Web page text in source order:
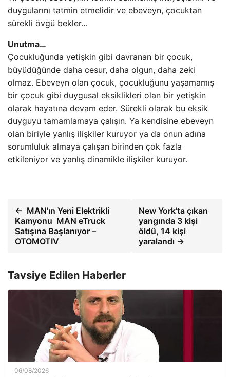
duygularını tatmin etmelidir ve ebeveyn, çocuktan
sürekli övgü bekler…
Unutma…
Çocukluğunda yetişkin gibi davranan bir çocuk,
büyüdüğünde daha cesur, daha olgun, daha zeki
olmaz. Ebeveyn olan çocuk, çocukluğunu yaşamamış
bir çocuk gibi duygusal eksiklikleri olan bir yetişkin
olarak hayatına devam eder. Sürekli olarak bu eksik
duyguyu tamamlamaya çalışın. Ya kendisine ebeveyn
olan biriyle yanlış ilişkiler kuruyor ya da onun adına
sorumluluk almaya çalışan birinden çok fazla
etkileniyor ve yanlış dinamikle ilişkiler kuruyor.
← MAN’ın Yeni Elektrikli
Kamyonu MAN eTruck
Satışına Başlanıyor –
OTOMOTIV
New York’ta çıkan
yangında 3 kişi
öldü, 14 kişi
yaralandı →
Tavsiye Edilen Haberler
06/08/2026